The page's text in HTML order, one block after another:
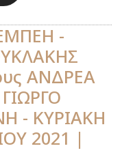
-
ΑΝΔΡΕΑ
- ΚΥΡΙΑΚΗ
2021 |